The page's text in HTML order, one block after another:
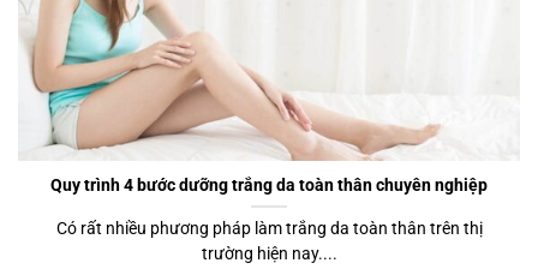
Quy trình 4 bước dưỡng trắng da toàn thân chuyên nghiệp
Có rất nhiều phương pháp làm trắng da toàn thân trên thị
trường hiện nay....